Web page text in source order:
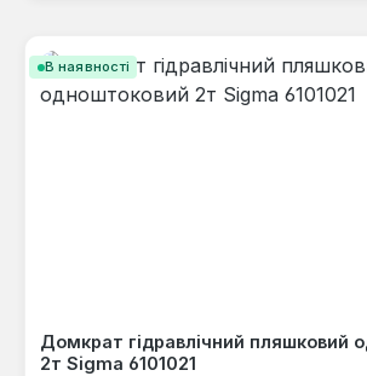
В наявності
Домкрат гідравлічний пляшковий
2т Sigma 6101021